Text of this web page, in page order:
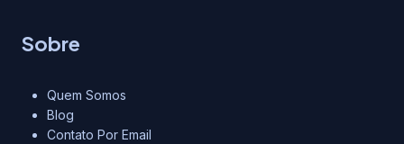
Sobre
Quem Somos
Blog
Contato Por Email